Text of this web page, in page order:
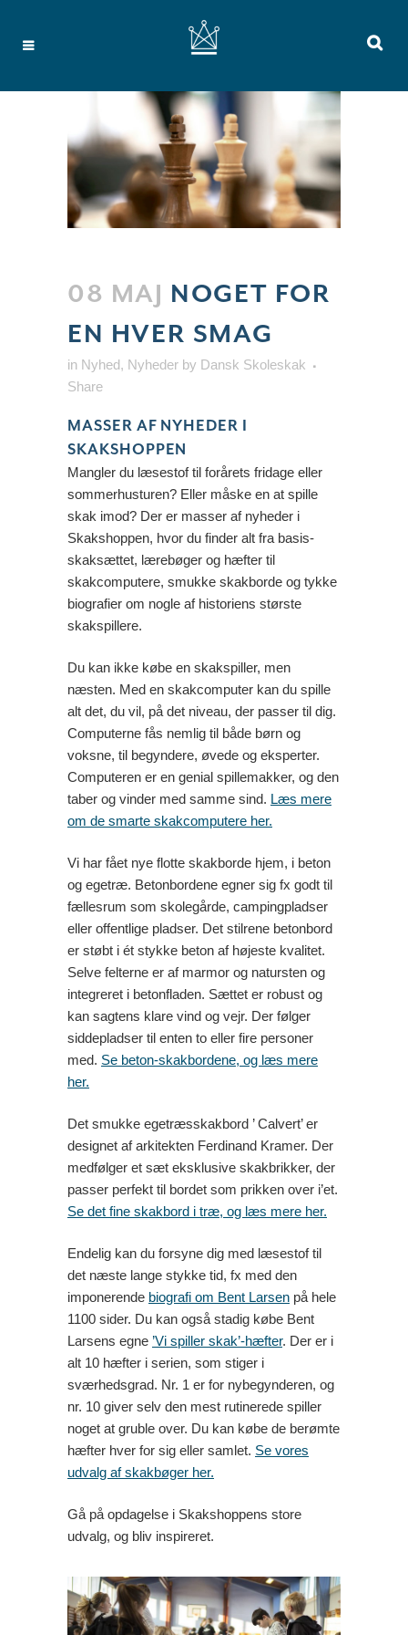
08 MAJ NOGET FOR
EN HVER SMAG
in Nyhed, Nyheder by Dansk Skoleskak
Share
MASSER AF NYHEDER I
SKAKSHOPPEN
Mangler du læsestof til forårets fridage eller
sommerhusturen? Eller måske en at spille
skak imod? Der er masser af nyheder i
Skakshoppen, hvor du finder alt fra basis-
skaksættet, lærebøger og hæfter til
skakcomputere, smukke skakborde og tykke
biografier om nogle af historiens største
skakspillere.
Du kan ikke købe en skakspiller, men
næsten. Med en skakcomputer kan du spille
alt det, du vil, på det niveau, der passer til dig.
Computerne fås nemlig til både børn og
voksne, til begyndere, øvede og eksperter.
Computeren er en genial spillemakker, og den
taber og vinder med samme sind. Læs mere
om de smarte skakcomputere her.
Vi har fået nye flotte skakborde hjem, i beton
og egetræ. Betonbordene egner sig fx godt til
fællesrum som skolegårde, campingpladser
eller offentlige pladser. Det stilrene betonbord
er støbt i ét stykke beton af højeste kvalitet.
Selve felterne er af marmor og natursten og
integreret i betonfladen. Sættet er robust og
kan sagtens klare vind og vejr. Der følger
siddepladser til enten to eller fire personer
med. Se beton-skakbordene, og læs mere
her.
Det smukke egetræsskakbord ’ Calvert’ er
designet af arkitekten Ferdinand Kramer. Der
medfølger et sæt eksklusive skakbrikker, der
passer perfekt til bordet som prikken over i’et.
Se det fine skakbord i træ, og læs mere her.
Endelig kan du forsyne dig med læsestof til
det næste lange stykke tid, fx med den
imponerende biografi om Bent Larsen på hele
1100 sider. Du kan også stadig købe Bent
Larsens egne ’Vi spiller skak’-hæfter. Der er i
alt 10 hæfter i serien, som stiger i
sværhedsgrad. Nr. 1 er for nybegynderen, og
nr. 10 giver selv den mest rutinerede spiller
noget at gruble over. Du kan købe de berømte
hæfter hver for sig eller samlet. Se vores
udvalg af skakbøger her.
Gå på opdagelse i Skakshoppens store
udvalg, og bliv inspireret.